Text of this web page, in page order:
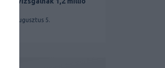
2026. augusztus 5.